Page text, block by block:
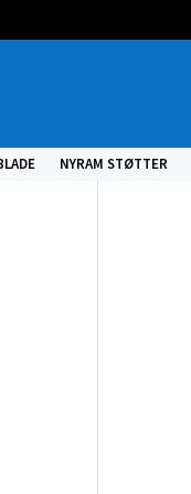
NYRAM STØTTER